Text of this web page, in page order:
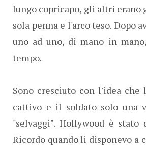
lungo copricapo, gli altri erano
sola penna e l'arco teso. Dopo
uno ad uno, di mano in
tempo.
Sono cresciuto con l'idea che
cattivo e il soldato solo una
"selvaggi". Hollywood è stato
Ricordo quando li disponevo a